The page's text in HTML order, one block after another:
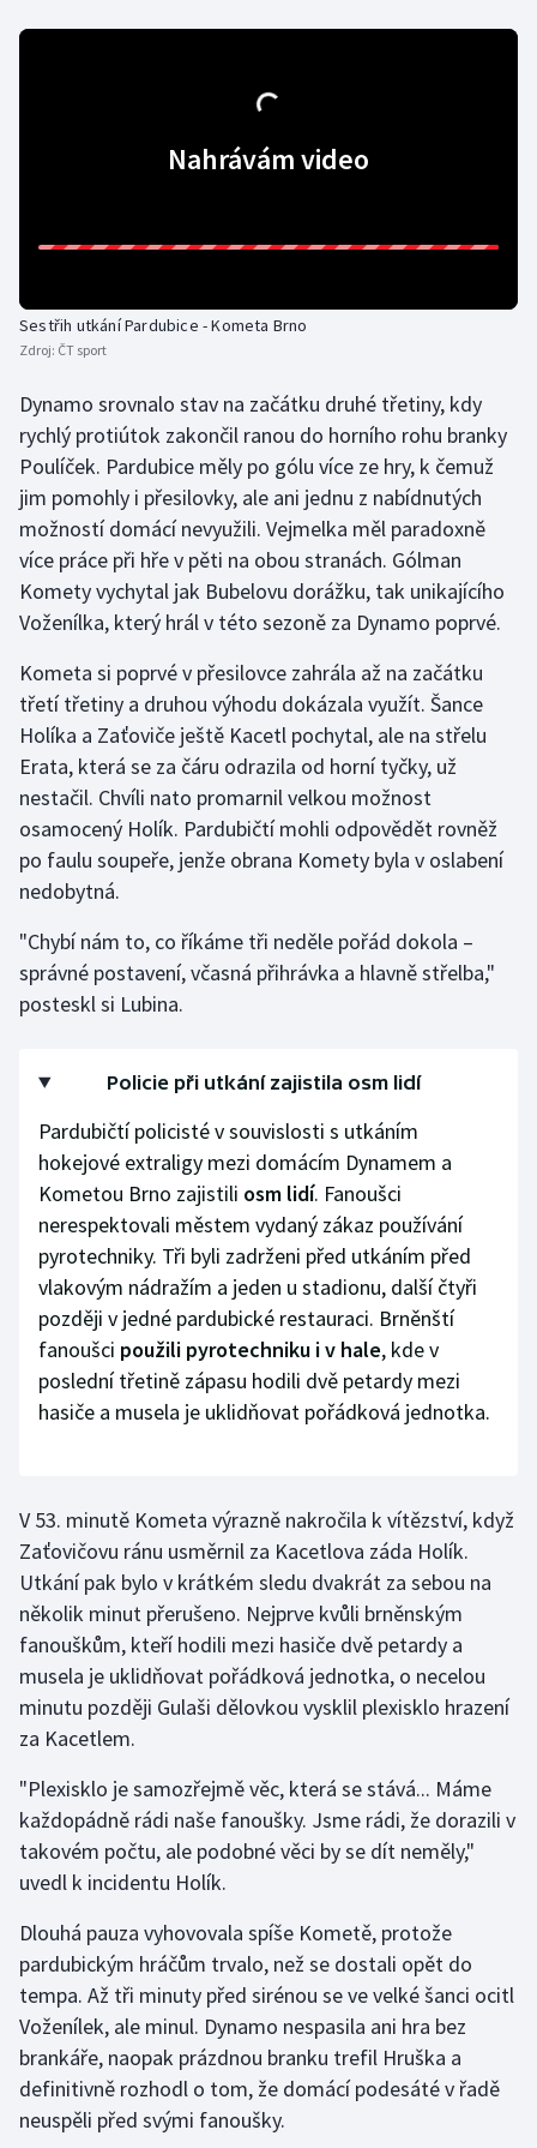
Olympijské hry
Rychlobruslení
Short track
Sportovní střelba
Stolní tenis
Triatlon
Veslování
Vodní slalom
Volejbal
Ostatní
Nahrávám video
Sestřih utkání Pardubice - Kometa Brno
Zdroj: ČT sport
Dynamo srovnalo stav na začátku druhé třetiny, kdy
rychlý protiútok zakončil ranou do horního rohu branky
Poulíček. Pardubice měly po gólu více ze hry, k čemuž
jim pomohly i přesilovky, ale ani jednu z nabídnutých
možností domácí nevyužili. Vejmelka měl paradoxně
více práce při hře v pěti na obou stranách. Gólman
Komety vychytal jak Bubelovu dorážku, tak unikajícího
Voženílka, který hrál v této sezoně za Dynamo poprvé.
Kometa si poprvé v přesilovce zahrála až na začátku
třetí třetiny a druhou výhodu dokázala využít. Šance
Holíka a Zaťoviče ještě Kacetl pochytal, ale na střelu
Erata, která se za čáru odrazila od horní tyčky, už
nestačil. Chvíli nato promarnil velkou možnost
osamocený Holík. Pardubičtí mohli odpovědět rovněž
po faulu soupeře, jenže obrana Komety byla v oslabení
nedobytná.
"Chybí nám to, co říkáme tři neděle pořád dokola –
správné postavení, včasná přihrávka a hlavně střelba,"
posteskl si Lubina.
Policie při utkání zajistila osm lidí
Pardubičtí policisté v souvislosti s utkáním
hokejové extraligy mezi domácím Dynamem a
Kometou Brno zajistili osm lidí. Fanoušci
nerespektovali městem vydaný zákaz používání
pyrotechniky. Tři byli zadrženi před utkáním před
vlakovým nádražím a jeden u stadionu, další čtyři
později v jedné pardubické restauraci. Brněnští
fanoušci použili pyrotechniku i v hale, kde v
poslední třetině zápasu hodili dvě petardy mezi
hasiče a musela je uklidňovat pořádková jednotka.
V 53. minutě Kometa výrazně nakročila k vítězství, když
Zaťovičovu ránu usměrnil za Kacetlova záda Holík.
Utkání pak bylo v krátkém sledu dvakrát za sebou na
několik minut přerušeno. Nejprve kvůli brněnským
fanouškům, kteří hodili mezi hasiče dvě petardy a
musela je uklidňovat pořádková jednotka, o necelou
minutu později Gulaši dělovkou vysklil plexisklo hrazení
za Kacetlem.
"Plexisklo je samozřejmě věc, která se stává... Máme
každopádně rádi naše fanoušky. Jsme rádi, že dorazili v
takovém počtu, ale podobné věci by se dít neměly,"
uvedl k incidentu Holík.
Dlouhá pauza vyhovovala spíše Kometě, protože
pardubickým hráčům trvalo, než se dostali opět do
tempa. Až tři minuty před sirénou se ve velké šanci ocitl
Voženílek, ale minul. Dynamo nespasila ani hra bez
brankáře, naopak prázdnou branku trefil Hruška a
definitivně rozhodl o tom, že domácí podesáté v řadě
neuspěli před svými fanoušky.